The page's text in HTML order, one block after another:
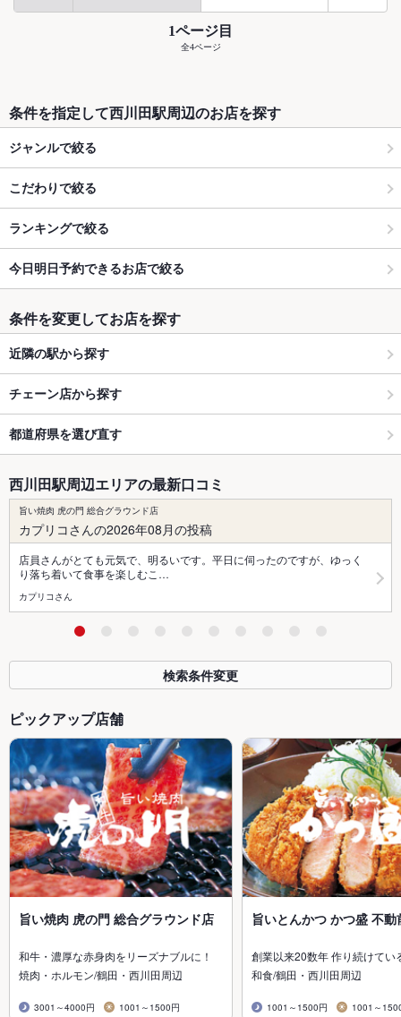
1ページ目
全4ページ
条件を指定して西川田駅周辺のお店を探す
ジャンルで絞る
こだわりで絞る
ランキングで絞る
今日明日予約できるお店で絞る
条件を変更してお店を探す
近隣の駅から探す
チェーン店から探す
都道府県を選び直す
西川田駅周辺エリアの最新口コミ
旨い焼肉 虎の門 総合グラウンド店
カプリコさんの2026年08月の投稿
店員さんがとても元気で、明るいです。平日に伺ったのですが、ゆっく
り落ち着いて食事を楽しむこ…
カプリコさん
検索条件変更
ピックアップ店舗
旨い焼肉 虎の門 総合グラウンド店
和牛・濃厚な赤身肉をリーズナブルに！
焼肉・ホルモン/鶴田・西川田周辺
3001～4000円 1001～1500円
旨いとんかつ かつ盛 不動
創業以来20数年 作り続けて
和食/鶴田・西川田周辺
1001～1500円 1001～